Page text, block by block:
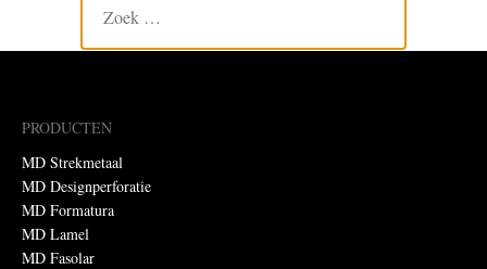
PRODUCTEN
MD Strekmetaal
MD Designperforatie
MD Formatura
MD Lamel
MD Fasolar